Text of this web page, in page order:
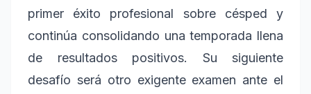
primer éxito profesional sobre césped y
continúa consolidando una temporada llena
de resultados positivos. Su siguiente
desafío será otro exigente examen ante el